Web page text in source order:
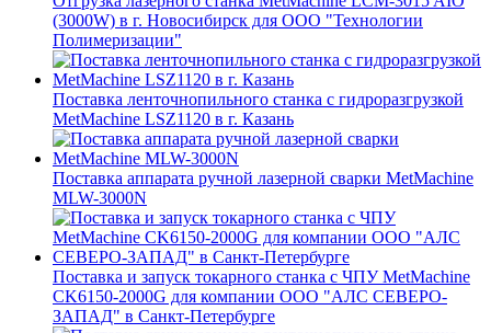
(3000W) в г. Новосибирск для ООО "Технологии
Полимеризации"
Поставка ленточнопильного станка c гидроразгрузкой
MetMachine LSZ1120 в г. Казань
Поставка аппарата ручной лазерной сварки MetMachine
MLW-3000N
Поставка и запуск токарного станка с ЧПУ MetMachine
CK6150-2000G для компании ООО "АЛС СЕВЕРО-
ЗАПАД" в Санкт-Петербурге